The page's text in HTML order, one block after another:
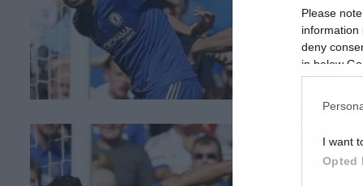
Please
information
deny
in below
I want
Opted